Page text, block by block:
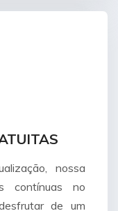
nossa
contínuas no
de um